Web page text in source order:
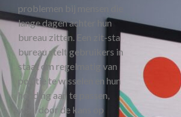
problemen bij mensen die
lange dagen achter hun
bureau zitten. Een zit-sta
bureau stelt gebruikers in
staat om regelmatig van
positie te wisselen en hun
houding aan te passen,
waardoor de kans op